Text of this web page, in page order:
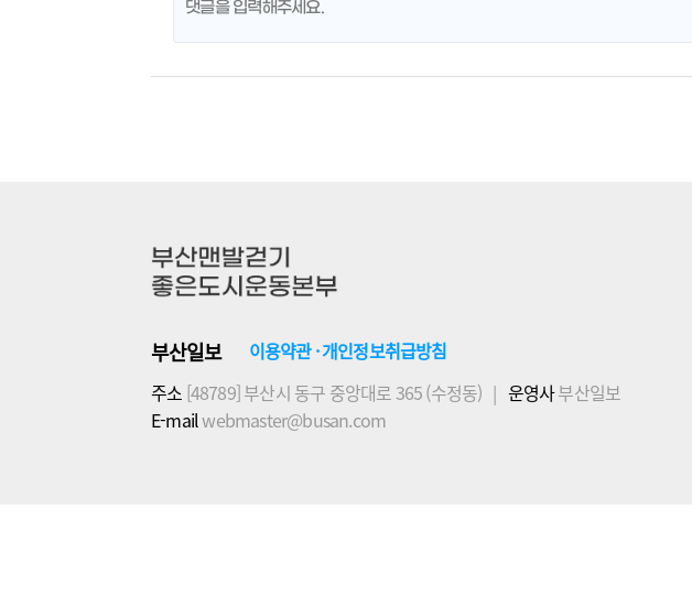
부산일보 이용약관·개인정보취급방침
주소 [48789] 부산시 동구 중앙대로 365 (수정동) | 운영사부산일보
E-mailwebmaster@busan.com